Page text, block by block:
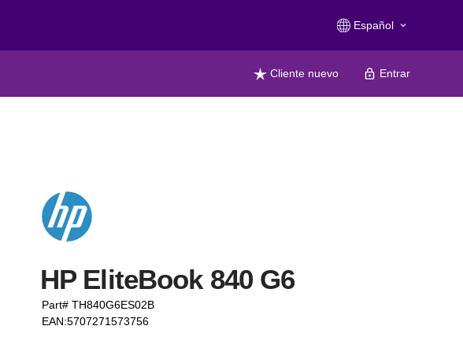
Español keyboard_arrow_down
Cliente nuevo Entrar
HP EliteBook 840 G6
Part# TH840G6ES02B
EAN:5707271573756